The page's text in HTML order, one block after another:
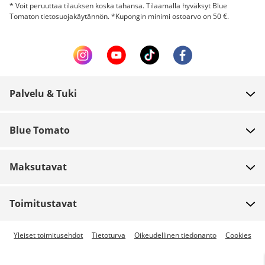
* Voit peruuttaa tilauksen koska tahansa. Tilaamalla hyväksyt Blue
Tomaton tietosuojakäytännön. *Kupongin minimi ostoarvo on 50 €.
Palvelu & Tuki
Maksu
Palautukset
Tilauksen seuranta
Blue Tomato
Työpaikat
Blue World
Maksutavat
Toimitustavat
Pikatoimitus saatavilla
Yleiset toimitusehdot Tietoturva Oikeudellinen tiedonanto Cookies